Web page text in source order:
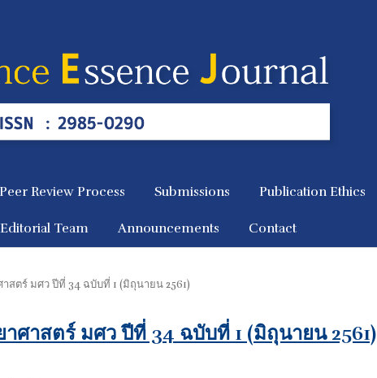
Peer Review Process Submissions Publication Ethics
Editorial Team Announcements Contact
าสตร์ มศว ปีที่ 34 ฉบับที่ 1 (มิถุนายน 2561)
าศาสตร์ มศว ปีที่ 34 ฉบับที่ 1 (มิถุนายน 2561)